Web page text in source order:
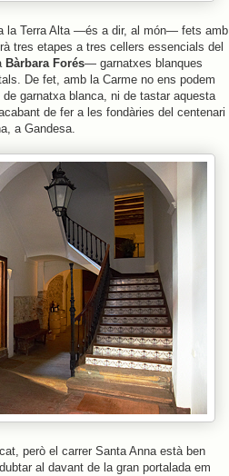
la Terra Alta —és a dir, al món— fets amb
tres etapes a tres cellers essencials del
Bàrbara Forés— garnatxes blanques
De fet, amb la Carme no ens podem
garnatxa blanca, ni de tastar aquesta
de fer a les fondàries del centenari
a Gandesa.
però el carrer Santa Anna està ben
al davant de la gran portalada em